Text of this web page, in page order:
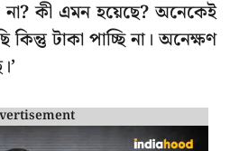
না? কী এমন হয়েছে? অনেকেই
টাকা পাচ্ছি না। অনেক্ষণ